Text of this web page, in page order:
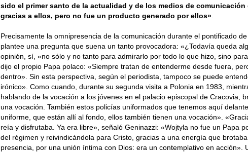
sido el primer santo de la actualidad y de los medios de
gracias a ellos, pero no fue un producto generado por ellos»
Precisamente la omnipresencia de la comunicación durante el pontificado
plantee una pregunta que suena un tanto provocadora: «¿Todavía queda
opinión, sí, «no sólo y no tanto para admirarlo por todo lo que hizo, sino
dijo el propio Papa polaco: «Siempre tratan de entenderme desde fuera,
dentro». Sin esta perspectiva, según el periodista, tampoco se puede
irónico». Como cuando, durante su segunda visita a Polonia en 1983,
hablando de la vocación a los jóvenes en el palacio episcopal de Cracovia,
una vocación. También estos policías uniformados que tenemos aquí
uniforme, que están allí al fondo, ellos también tienen una vocación».
reía y disfrutaba. Ya era libre», señaló Geninazzi: «Wojtyla no fue un Papa
del régimen y reivindicándola para Cristo, gracias a una energía que
presencia, por una unión íntima con Dios: era un contemplativo en acción».